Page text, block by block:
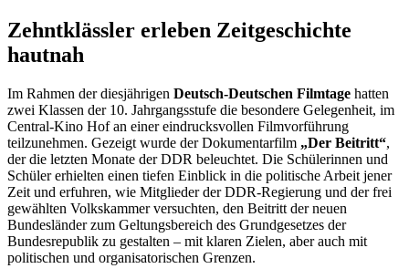
Zehntklässler erleben Zeitgeschichte
hautnah
Im Rahmen der diesjährigen Deutsch-Deutschen Filmtage hatten
zwei Klassen der 10. Jahrgangsstufe die besondere Gelegenheit, im
Central-Kino Hof an einer eindrucksvollen Filmvorführung
teilzunehmen. Gezeigt wurde der Dokumentarfilm „Der Beitritt“,
der die letzten Monate der DDR beleuchtet. Die Schülerinnen und
Schüler erhielten einen tiefen Einblick in die politische Arbeit jener
Zeit und erfuhren, wie Mitglieder der DDR-Regierung und der frei
gewählten Volkskammer versuchten, den Beitritt der neuen
Bundesländer zum Geltungsbereich des Grundgesetzes der
Bundesrepublik zu gestalten – mit klaren Zielen, aber auch mit
politischen und organisatorischen Grenzen.